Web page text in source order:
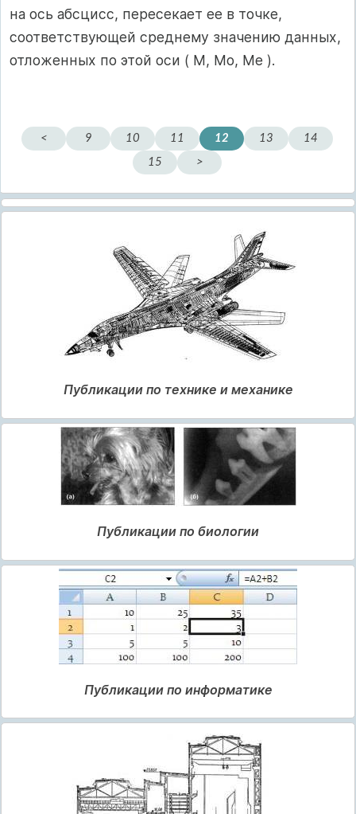
на ось абсцисс, пересекает ее в точке,
соответствующей среднему значению данных,
отложенных по этой оси ( М, Мо, Ме ).
< 9 10 11 12 13
14
15
>
Публикации по технике и механике
Публикации по биологии
Публикации по информатике